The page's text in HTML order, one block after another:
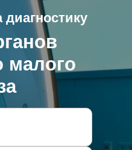
малого
диагностику